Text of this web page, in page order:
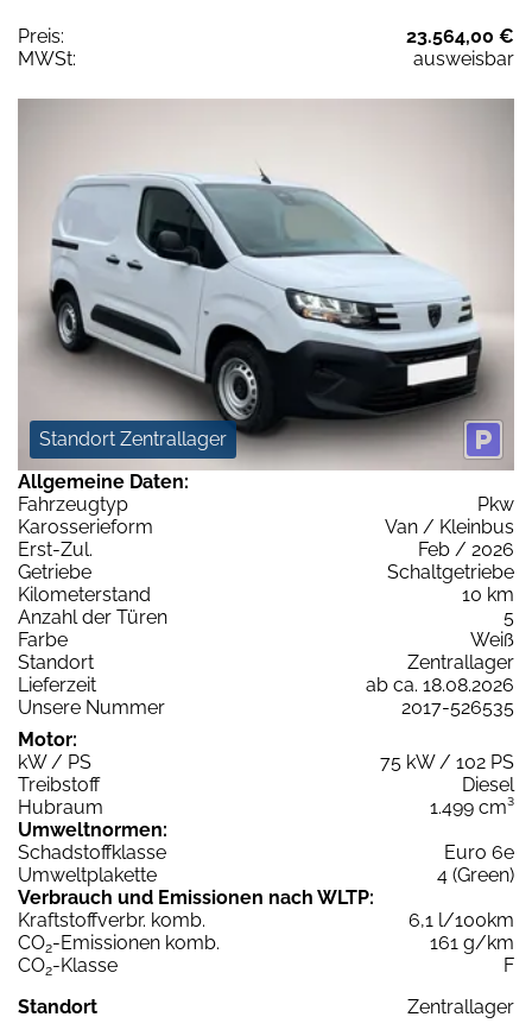
Preis:
23.564,00 €
MWSt:
ausweisbar
Standort Zentrallager
Allgemeine Daten:
Fahrzeugtyp
Pkw
Karosserieform
Van / Kleinbus
Erst-Zul.
Feb / 2026
Getriebe
Schaltgetriebe
Kilometerstand
10 km
Anzahl der Türen
5
Farbe
Weiß
Standort
Zentrallager
Lieferzeit
ab ca. 18.08.2026
Unsere Nummer
2017-526535
Motor:
kW / PS
75 kW / 102 PS
Treibstoff
Diesel
Hubraum
1.499 cm³
Umweltnormen:
Schadstoffklasse
Euro 6e
Umweltplakette
4 (Green)
Verbrauch und Emissionen nach WLTP:
Kraftstoffverbr. komb.
6,1 l/100km
CO2-Emissionen komb.
161 g/km
CO2-Klasse
F
Standort
Zentrallager